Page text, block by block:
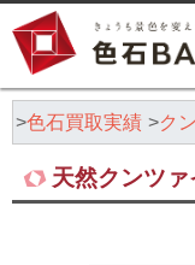
色石買取実績 ク
天然クンツ